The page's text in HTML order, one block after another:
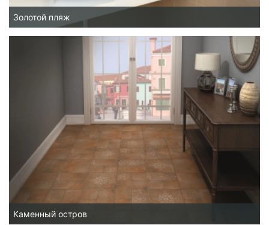
Золотой пляж
Каменный остров